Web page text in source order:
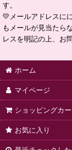
す。
💛メールアドレスに
もメールが見当たら
レスを明記の上、お
ホーム
マイページ
ショッピングカー
お気に入り